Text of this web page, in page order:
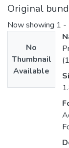
Original
Now showing 1 -
No
Thumbnail
Available